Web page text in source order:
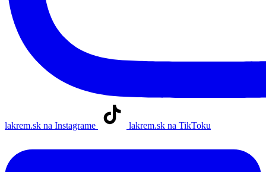
lakrem.sk na Instagrame lakrem.sk na TikToku